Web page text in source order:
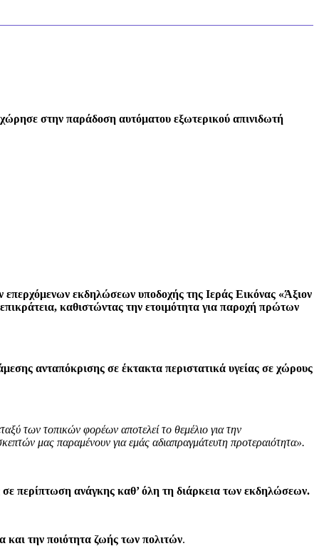
στην παράδοση αυτόματου εξωτερικού απινιδωτή
εκδηλώσεων υποδοχής της Ιεράς Εικόνας «Άξιον
καθιστώντας την ετοιμότητα για παροχή πρώτων
ανταπόκρισης σε έκτακτα περιστατικά υγείας σε χώρους
των τοπικών φορέων αποτελεί το θεμέλιο για την
μας παραμένουν για εμάς αδιαπραγμάτευτη προτεραιότητα».
σε περίπτωση ανάγκης καθ’ όλη τη διάρκεια των εκδηλώσεων.
και την ποιότητα ζωής των πολιτών.